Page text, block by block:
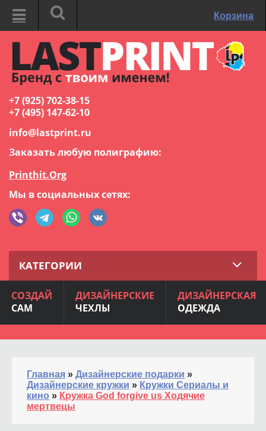
Корзина
+7 (925) 702-38-15
+7 (495) 147-62-10
info@lastprint.ru
Заказать любую полиграфию:
Printhit.Org
Мы в социальных сетях:
КАТЕГОРИИ
СОЗДАЙ
САМ
ДИЗАЙНЕРСКИЕ
ЧЕХЛЫ
ДИЗАЙНЕРСКАЯ
ОДЕЖДА
Главная » Дизайнерские подарки »
Дизайнерские кружки » Кружки Сериалы и
кино » Кружка God forgive us Ходячие
мертвецы